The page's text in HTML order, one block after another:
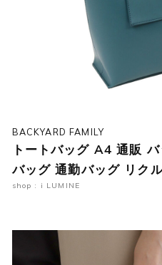
BACKYARD FAMILY
トートバッグ A4 通販
バッグ 通勤バッグ リク
shop : i LUMINE